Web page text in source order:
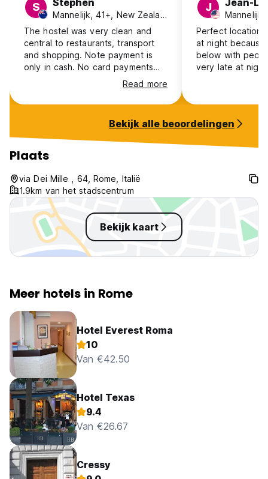
S Stephen
Mannelijk, 41+, New Zealand
The hostel was very clean and
central to restaurants, transport
and shopping. Note payment is
only in cash. No card payments
Read more
J Jean-
Mannelijk,
Perfect location. Cool staff. Noisy
at night
below with
very late at night. Had to
you don’t mind
Bekijk alle beoordelingen
Plaats
via Dei Mille , 64, Rome, Italië
1.9km van het stadscentrum
Bekijk kaart
Meer hotels in Rome
Hotel Everest Roma
10
Van €42.50
Hotel Texas
9.4
Van €26.67
Cressy